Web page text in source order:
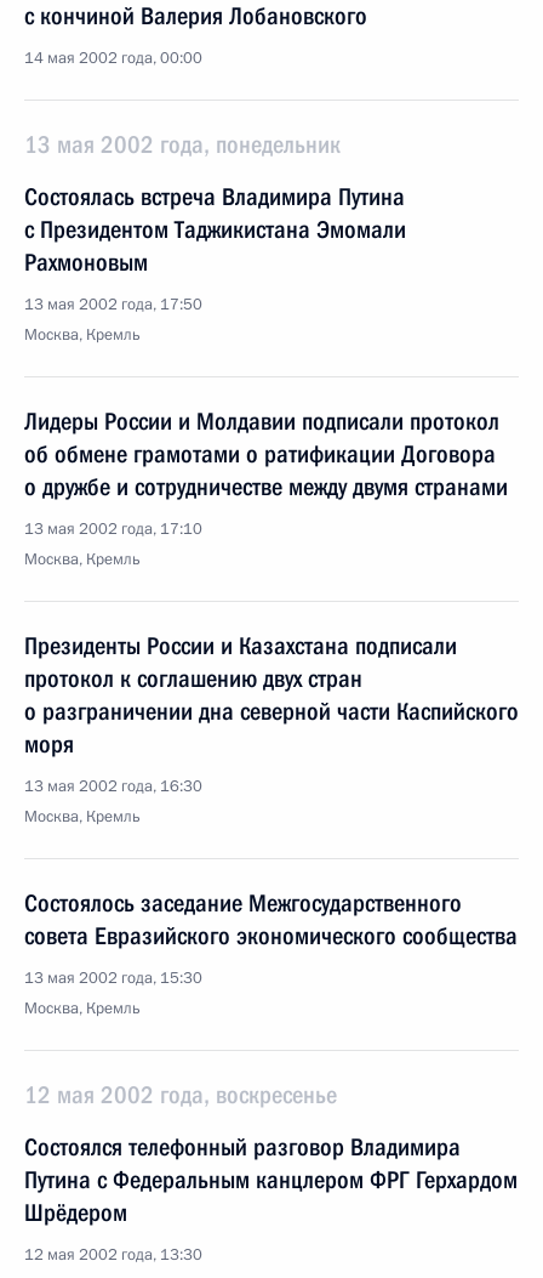
с кончиной Валерия Лобановского
14 мая 2002 года, 00:00
13 мая 2002 года, понедельник
Состоялась встреча Владимира Путина
с Президентом Таджикистана Эмомали
Рахмоновым
13 мая 2002 года, 17:50
Москва, Кремль
Лидеры России и Молдавии подписали протокол
об обмене грамотами о ратификации Договора
о дружбе и сотрудничестве между двумя странами
13 мая 2002 года, 17:10
Москва, Кремль
Президенты России и Казахстана подписали
протокол к соглашению двух стран
о разграничении дна северной части Каспийского
моря
13 мая 2002 года, 16:30
Москва, Кремль
Состоялось заседание Межгосударственного
совета Евразийского экономического сообщества
13 мая 2002 года, 15:30
Москва, Кремль
12 мая 2002 года, воскресенье
Состоялся телефонный разговор Владимира
Путина с Федеральным канцлером ФРГ Герхардом
Шрёдером
12 мая 2002 года, 13:30